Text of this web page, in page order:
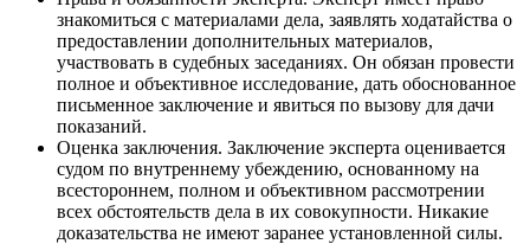
знакомиться с материалами дела, заявлять ходатайства о
предоставлении дополнительных материалов,
участвовать в судебных заседаниях. Он обязан провести
полное и объективное исследование, дать обоснованное
письменное заключение и явиться по вызову для дачи
показаний.
Оценка заключения. Заключение эксперта оценивается
судом по внутреннему убеждению, основанному на
всестороннем, полном и объективном рассмотрении
всех обстоятельств дела в их совокупности. Никакие
доказательства не имеют заранее установленной силы.